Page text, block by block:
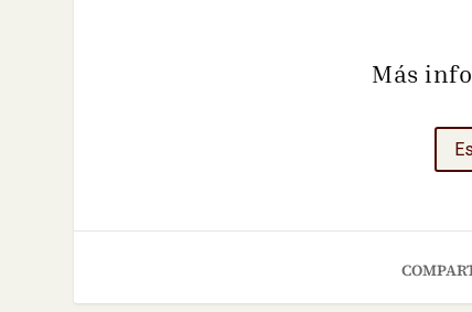
Más